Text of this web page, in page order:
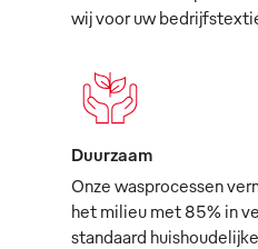
wij voor uw
Duurzaam
Onze wasprocessen
het milieu met 85% in
standaard